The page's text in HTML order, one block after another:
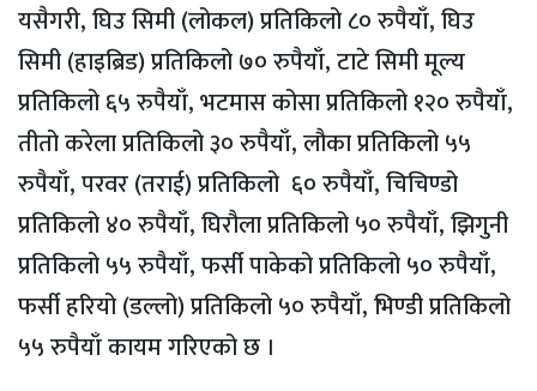
यसैगरी, घिउ सिमी (लोकल) प्रतिकिलो ८० रुपैयाँ, घिउ
सिमी (हाइब्रिड) प्रतिकिलो ७० रुपैयाँ, टाटे सिमी मूल्य
प्रतिकिलो ६५ रुपैयाँ, भटमास कोसा प्रतिकिलो १२० रुपैयाँ,
तीतो करेला प्रतिकिलो ३० रुपैयाँ, लौका प्रतिकिलो ५५
रुपैयाँ, परवर (तराई) प्रतिकिलो ६० रुपैयाँ, चिचिण्डो
प्रतिकिलो ४० रुपैयाँ, घिरौला प्रतिकिलो ५० रुपैयाँ, झिगुनी
प्रतिकिलो ५५ रुपैयाँ, फर्सी पाकेको प्रतिकिलो ५० रुपैयाँ,
फर्सी हरियो (डल्लो) प्रतिकिलो ५० रुपैयाँ, भिण्डी प्रतिकिलो
५५ रुपैयाँ कायम गरिएको छ ।